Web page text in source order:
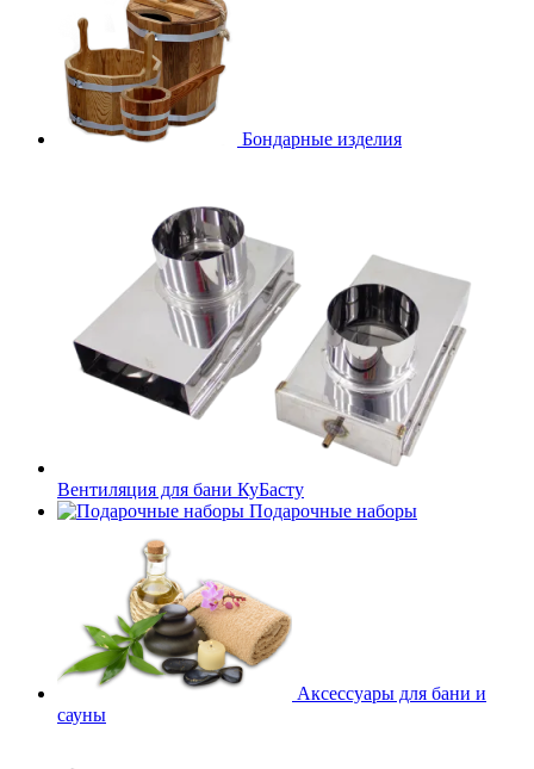
Бондарные изделия
Вентиляция для бани КуБасту
Подарочные наборы
Аксессуары для бани и
сауны